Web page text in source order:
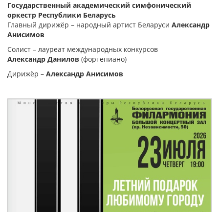
Государственный академический симфонический
оркестр Республики Беларусь
Главный дирижёр – народный артист Беларуси Александр
Анисимов
Солист – лауреат международных конкурсов
Александр Данилов (фортепиано)
Дирижёр – Александр Анисимов